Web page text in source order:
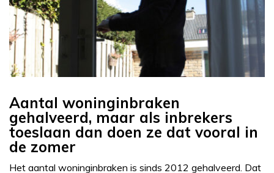
Aantal woninginbraken
gehalveerd, maar als inbrekers
toeslaan dan doen ze dat vooral in
de zomer
Het aantal woninginbraken is sinds 2012 gehalveerd. Dat